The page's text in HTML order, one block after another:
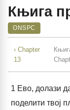
Књига
ONSPC
‹ Chapter
13
1 Ево, долази
поделити твој